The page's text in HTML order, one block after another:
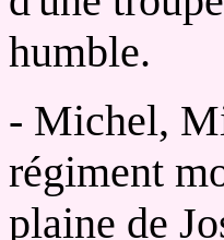
humble.
- Michel,
régiment
plaine de